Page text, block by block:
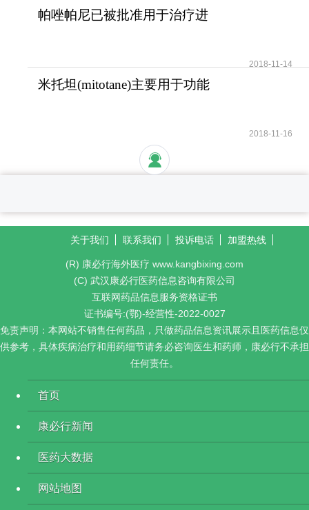
帕唑帕尼已被批准用于治疗进
2018-11-14
米托坦(mitotane)主要用于功能
2018-11-16
关于我们 联系我们 投诉电话 加盟热线
(R) 康必行海外医疗 www.kangbixing.com
(C) 武汉康必行医药信息咨询有限公司
互联网药品信息服务资格证书
证书编号:(鄂)-经营性-2022-0027
免责声明：本网站不销售任何药品，只做药品信息资讯展示且医药信息仅
供参考，具体疾病治疗和用药细节请务必咨询医生和药师，康必行不承担
任何责任。
首页
康必行新闻
医药大数据
网站地图